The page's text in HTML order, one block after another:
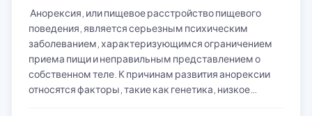
Анорексия, или пищевое расстройство пищевого
поведения, является серьезным психическим
заболеванием, характеризующимся ограничением
приема пищи и неправильным представлением о
собственном теле. К причинам развития анорексии
относятся факторы, такие как генетика, низкое…